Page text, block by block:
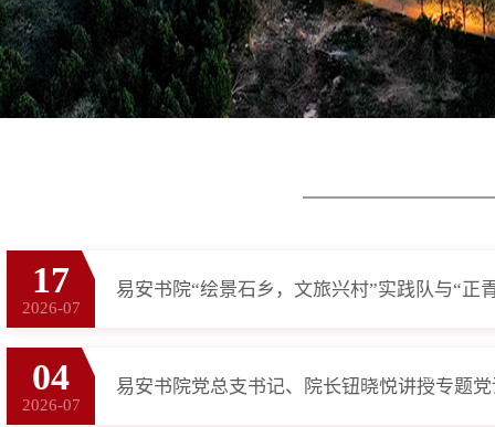
17
2026-07
04
2026-07
易安书院党总支书记、院长钮晓悦讲授专题